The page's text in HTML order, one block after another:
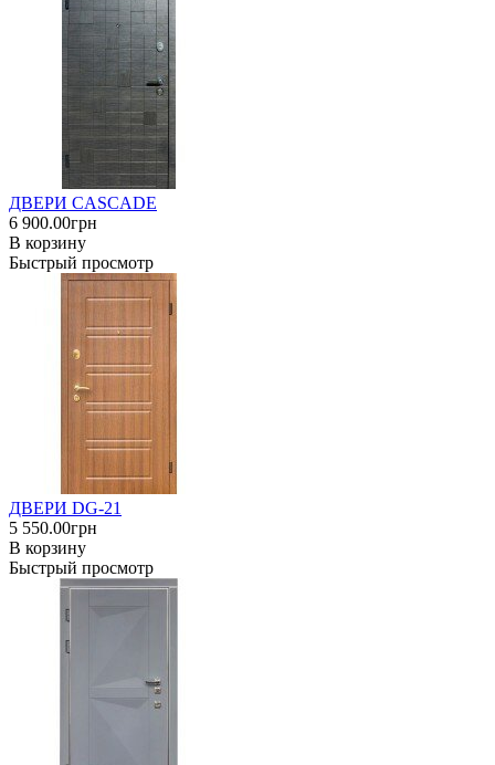
ДВЕРИ CASCADE
6 900.00грн
В корзину
Быстрый просмотр
ДВЕРИ DG-21
5 550.00грн
В корзину
Быстрый просмотр